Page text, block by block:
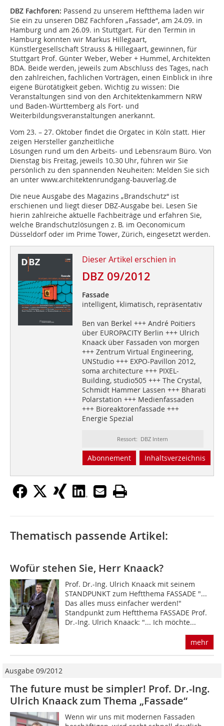
DBZ Fachforen: Passend zu unserem Heftthema laden wir
Sie ein zu unseren DBZ Fachforen „Fassade“, am 24.09. in
Hamburg und am 26.09. in Stuttgart. Für den Termin in
Hamburg konnten wir Markus Hillegaart,
Künstlergesellschaft Strauss & Hillegaart, gewinnen, für
Stuttgart Prof. Günter Weber, Weber + Hummel, Architekten
BDA. Beide werden, jeweils zum Abschluss des Tages, nach
den zahlreichen, fachlichen Vorträgen, einen Einblick in ihre
eigene Bürotätigkeit geben. Wichtig zu wissen: Die
Veranstaltungen sind von den Architektenkammern NRW
und Baden-Württemberg als Fort- und
Weiterbildungsveranstaltungen anerkannt.
Vom 23. – 27. Oktober findet die Orgatec in Köln statt. Hier
zeigen Hersteller ganzheit­liche
Lösungen rund um den Arbeits- und Lebensraum Büro. Von
Dienstag bis Freitag, jeweils 10.30 Uhr, führen wir Sie
persönlich zu den spannenden Neuheiten: Melden Sie sich
an unter www.architektenrundgang-bauverlag.de
Die neue Ausgabe des Magazins „Brandschutz“ ist
erschienen und liegt dieser DBZ-Ausgabe bei. Lesen Sie
hierin zahlreiche aktuelle Fachbeiträge und erfahren Sie,
welche Brandschutzlösungen z. B. im Oeconomicum
Düsseldorf oder im Prime Tower, Zürich, eingesetzt werden.
Dieser Artikel erschien in
DBZ 09/2012
Fassade
intelligent, klimatisch, repräsentativ
Ben van Berkel +++ André Poitiers
über EUROPACITY Berlin +++ Ulrich
Knaack über Fassaden von morgen
+++ Zentrum Virtual Engineering,
UNStudio +++ EXPO-Pavillon 2012,
soma architecture +++ PIXEL-
Building, studio505 +++ The Crystal,
Schmidt Hammer Lassen +++ Bharati
Polarstation +++ Medienfassaden
+++ Bioreaktorenfassade +++
Energie Spezial
Ressort: DBZ Intern
Abonnement Inhaltsverzeichnis
Thematisch passende Artikel:
Wofür stehen Sie, Herr Knaack?
Prof. Dr.-Ing. Ulrich Knaack mit seinem
STANDPUNKT zum Heftthema FASSADE "...
Das alles muss einfacher werden!"
Standpunkt zum Heftthema FASSADE Prof.
Dr.-Ing. Ulrich Knaack: "... Ich möchte...
mehr
Ausgabe 09/2012
The future must be simpler! Prof. Dr.-Ing.
Ulrich Knaack zum Thema „Fassade“
Wenn wir uns mit modernen Fassaden